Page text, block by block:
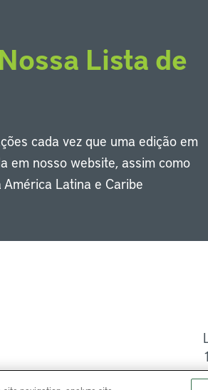
Lista de
cada vez que uma edição em
em nosso website, assim como
Latina e Caribe